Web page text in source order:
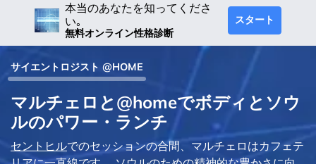
本当のあなたを知ってくださ
い｡
無料オンライン性格診断
スタート
サイエントロジスト @HOME
マルチェロと@homeでボディとソウ
ルのパワー・ランチ
セントヒルでのセッションの合間、マルチェロはカフェテ